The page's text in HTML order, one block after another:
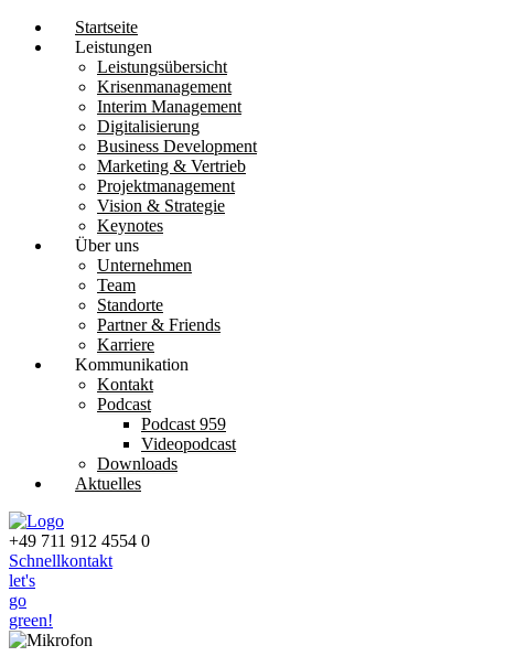
Startseite
Leistungen
Leistungsübersicht
Krisen­management
Interim Management
Digitalisierung
Business Development
Marketing & Vertrieb
Projektmanagement
Vision & Strategie
Keynotes
Über uns
Unternehmen
Team
Standorte
Partner & Friends
Karriere
Kommunikation
Kontakt
Podcast
Podcast 959
Videopodcast
Downloads
Aktuelles
+49 711 912 4554 0
Schnellkontakt
let's
go
green!